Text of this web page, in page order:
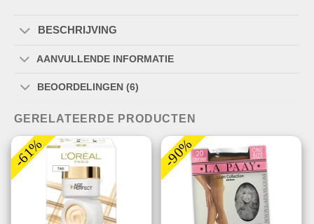
BESCHRIJVING
AANVULLENDE INFORMATIE
BEOORDELINGEN (6)
GERELATEERDE PRODUCTEN
-61% -90%